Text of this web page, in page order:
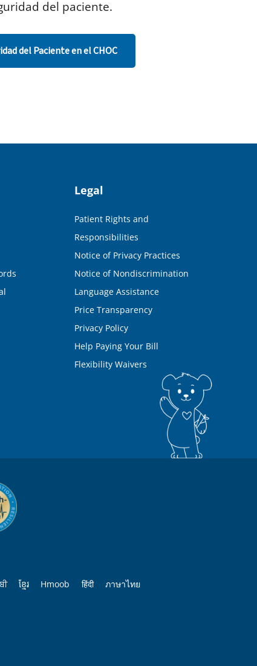
del paciente.
del Paciente en el CHOC
Legal
Patient Rights and
Responsibilities
Notice of Privacy Practices
Notice of Nondiscrimination
Language Assistance
Price Transparency
Privacy Policy
Help Paying Your Bill
Flexibility Waivers
ខ្មែរ Hmoob हिंदी ภาษาไทย